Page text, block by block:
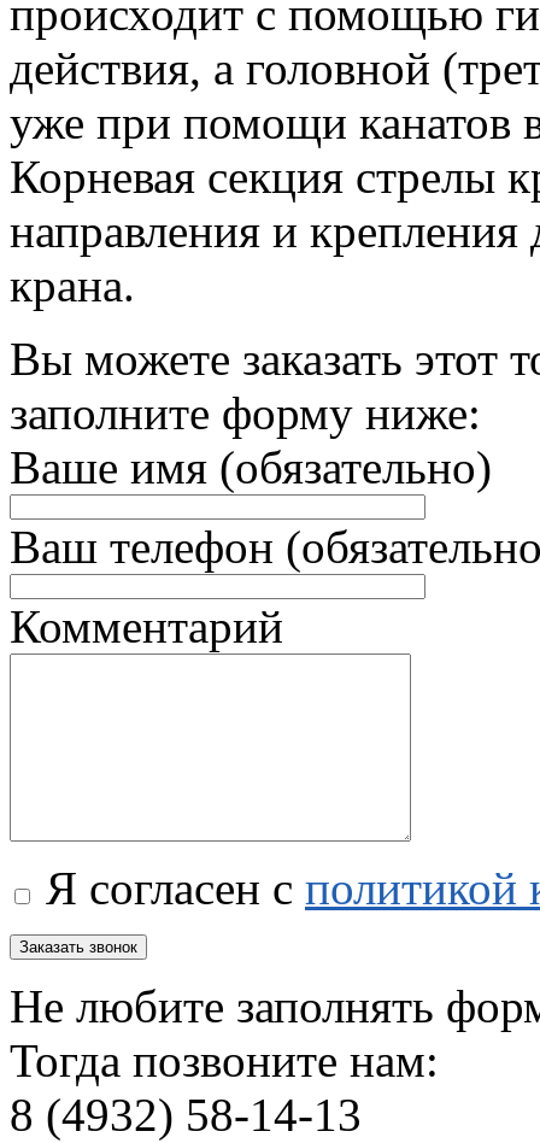
происходит с помощью
действия, а головной
уже при помощи канатов
Корневая секция стрелы
направления и
крана.
Вы можете заказать этот
заполните форму ниже:
Ваше имя (обязательно)
Ваш телефон
Комментарий
Я согласен с политикой
Не любите заполнять
Тогда позвоните нам:
8 (4932) 58-14-13